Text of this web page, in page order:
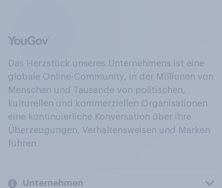
Das Herzstück unseres Unternehmens ist eine
globale Online-Community, in der Millionen von
Menschen und Tausende von politischen,
kulturellen und kommerziellen Organisationen
eine kontinuierliche Konversation über ihre
Überzeugungen, Verhaltensweisen und Marken
führen.
Unternehmen